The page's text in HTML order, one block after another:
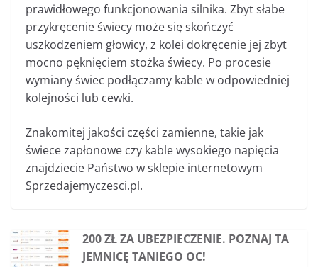
prawidłowego funkcjonowania silnika. Zbyt słabe
przykręcenie świecy może się skończyć
uszkodzeniem głowicy, z kolei dokręcenie jej zbyt
mocno pęknięciem stożka świecy. Po procesie
wymiany świec podłączamy kable w odpowiedniej
kolejności lub cewki.
Znakomitej jakości części zamienne, takie jak
świece zapłonowe czy kable wysokiego napięcia
znajdziecie Państwo w sklepie internetowym
Sprzedajemyczesci.pl.
200 ZŁ ZA UBEZPIECZENIE. POZNAJ TA
JEMNICĘ TANIEGO OC!